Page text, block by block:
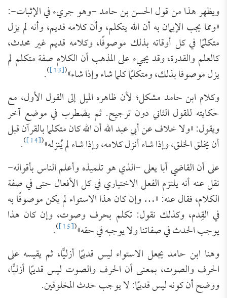
ويظهر هذا من قول الحسن بن حامد -وهو جريء في الإثبات-:
«ومما يجب الإيمان به أن الله يتكلم، وأن كلامه قديم، وأنه لم يزل
متكلمًا في كل أوقاته بذلك موصوفًا، وكلامه قديم غير محدث،
كالعلم والقدرة، وقد يجيء على المذهب أن الكلام صفة متكلم لم
يزل موصوفا بذلك، ومتكلمًا كلما شاء وإذا شاء»(
[13]
)
.
وكلام ابن حامد مشكل؛ لأن ظاهره الميل إلى القول الأول، مع
حكايته للقول الثاني دون ترجيح. ثم يضطرب في موضع آخر
ويقول: «ولا خلاف عن أبي عبد الله أن الله كان متكلما بالقرآن قبل
أن يخلق الخلق، وإذا شاء أنزل كلامه، وإذا شاء لم يُنزله»(
[14]
)
.
على أن القاضي أبا يعلى -الذي هو تلميذه وأعلم الناس بأقواله-
نقل عنه أنه يلتزم الفعل الاختياري في كل الأفعال حتى في صفة
الكلام، فقال عنه: «… وإن كان هذا الاستواء لم يكن موصوفًا به
في القِدم، وكذلك نقول: تكلم بحرف وصوت، وإن كان هذا
يوجب الحدث في صفاتنا ولا يوجبه في حقه»(
[15]
)
.
وهنا ابن حامد يجعل الاستواء ليس قديمًا أزليًّا، ثم يقيسه على
الحرف والصوت، بمعنى أن الحرف والصوت ليس قديمًا أزليًّا،
ووضح أن كونه ليس قديمًا: لا يوجب حدث المخلوقين.